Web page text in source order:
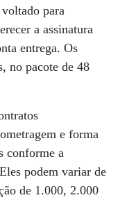
para
a assinatura
entrega. Os
no pacote de 48
e forma
conforme a
podem variar de
de 1.000, 2.000